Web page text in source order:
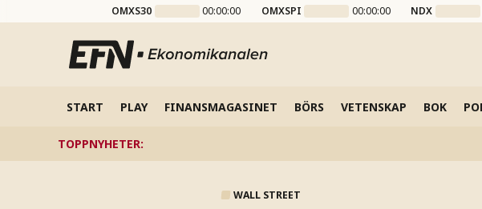
OMXS30 00:00:00 OMXSPI 00:00:00 NDX
START PLAY FINANSMAGASINET BÖRS VETENSKAP BOK
TOPPNYHETER:
WALL STREET